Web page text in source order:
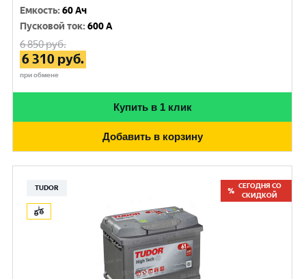
Емкость:60 Ач
Пусковой ток:600 A
6 850руб.
6 310 руб.
при обмене
Купить в 1 клик
Добавить в корзину
TUDOR
СЕГОДНЯ СО
СКИДКОЙ